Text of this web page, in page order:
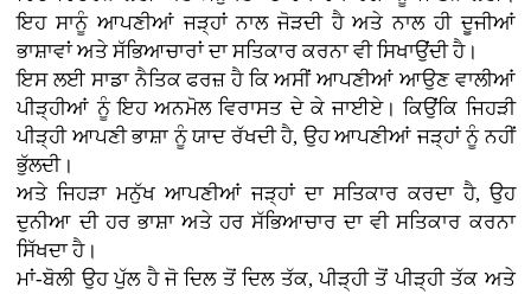
ਇਹ ਸਾਨੂੰ ਆਪਣੀਆਂ ਜੜ੍ਹਾਂ ਨਾਲ ਜੋੜਦੀ ਹੈ ਅਤੇ ਨਾਲ ਹੀ ਦੂਜੀਆਂ
ਭਾਸ਼ਾਵਾਂ ਅਤੇ ਸੱਭਿਆਚਾਰਾਂ ਦਾ ਸਤਿਕਾਰ ਕਰਨਾ ਵੀ ਸਿਖਾਉਂਦੀ ਹੈ।
ਇਸ ਲਈ ਸਾਡਾ ਨੈਤਿਕ ਫਰਜ਼ ਹੈ ਕਿ ਅਸੀਂ ਆਪਣੀਆਂ ਆਉਣ ਵਾਲੀਆਂ
ਪੀੜ੍ਹੀਆਂ ਨੂੰ ਇਹ ਅਨਮੋਲ ਵਿਰਾਸਤ ਦੇ ਕੇ ਜਾਈਏ। ਕਿਉਂਕਿ ਜਿਹੜੀ
ਪੀੜ੍ਹੀ ਆਪਣੀ ਭਾਸ਼ਾ ਨੂੰ ਯਾਦ ਰੱਖਦੀ ਹੈ, ਉਹ ਆਪਣੀਆਂ ਜੜ੍ਹਾਂ ਨੂੰ ਨਹੀਂ
ਭੁੱਲਦੀ।
ਅਤੇ ਜਿਹੜਾ ਮਨੁੱਖ ਆਪਣੀਆਂ ਜੜ੍ਹਾਂ ਦਾ ਸਤਿਕਾਰ ਕਰਦਾ ਹੈ, ਉਹ
ਦੁਨੀਆ ਦੀ ਹਰ ਭਾਸ਼ਾ ਅਤੇ ਹਰ ਸੱਭਿਆਚਾਰ ਦਾ ਵੀ ਸਤਿਕਾਰ ਕਰਨਾ
ਸਿੱਖਦਾ ਹੈ।
ਮਾਂ-ਬੋਲੀ ਉਹ ਪੁੱਲ ਹੈ ਜੋ ਦਿਲ ਤੋਂ ਦਿਲ ਤੱਕ, ਪੀੜ੍ਹੀ ਤੋਂ ਪੀੜ੍ਹੀ ਤੱਕ ਅਤੇ